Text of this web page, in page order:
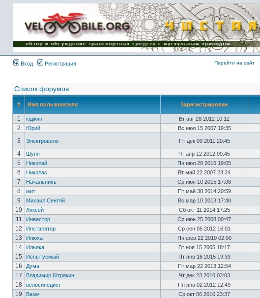
Имя пользователя:
Пароль:
{ LOG_ME_IN_SHORT
}
Вход Регистрация Перейти на сайт
Список форумов
# Имя пользователя Зарегистрирован
1 юджин Вт авг 28 2012 10:12
2
Юрий Вс июл 15 2007 19:35
3
Электровело Пт дек 09 2011 20:45
4
Шуня Чт апр 12 2012 09:45
5
Николай Пн июл 20 2015 19:05
6
Николас Вт май 22 2007 23:24
7
Начальникъ Ср июн 10 2015 17:06
8
мит Пт май 30 2014 20:59
9
Михаил Сентяй Вс мар 10 2013 17:48
10
Ляксей Сб окт 11 2014 17:25
11
Инвестор Ср июн 25 2008 00:47
12
Инсталятор Ср сен 05 2012 16:01
13
Илюха Пн фев 22 2010 02:00
14
Ильяка Вт ноя 15 2005 18:17
15
Испытуемый Пт янв 16 2015 19:33
16
Дума Пт мар 22 2013 12:54
17
Владимир Штракин Чт дек 23 2010 03:03
18
велосипедист Пн янв 02 2012 12:49
19
Вазач Ср окт 06 2010 23:37